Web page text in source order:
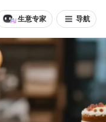
生意专家 导航